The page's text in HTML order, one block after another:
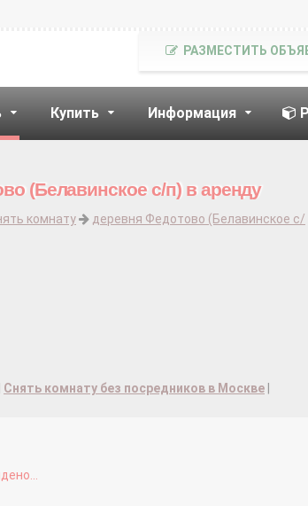
Купить Информация
РАЗМЕСТИТЬ
(Белавинское с/п) в аренду
комнату
деревня Федотово (Белавинское с/
Снять комнату без посредников в Москве